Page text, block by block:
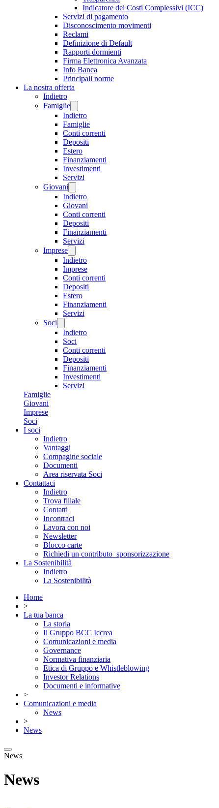
Indicatore dei Costi Complessivi (ICC)
Servizi di pagamento
Disconoscimento movimenti
Reclami
Definizione di Default
Rapporti dormienti
Firma Elettronica Avanzata
Info Banca
Principali norme
La nostra offerta
Indietro
Famiglie
Indietro
Famiglie
Conti correnti
Depositi
Estero
Finanziamenti
Investimenti
Servizi
Giovani
Indietro
Giovani
Conti correnti
Depositi
Finanziamenti
Servizi
Imprese
Indietro
Imprese
Conti correnti
Depositi
Estero
Finanziamenti
Servizi
Soci
Indietro
Soci
Conti correnti
Depositi
Finanziamenti
Investimenti
Servizi
Famiglie
Giovani
Imprese
Soci
I soci
Indietro
Vantaggi
Compagine sociale
Documenti
Area riservata Soci
Contattaci
Indietro
Trova filiale
Contatti
Incontraci
Lavora con noi
Newsletter
Blocco carte
Richiedi un contributo_sponsorizzazione
La Sostenibilità
Indietro
La Sostenibilità
Home
>
La tua banca
La storia
Il Gruppo BCC Iccrea
Comunicazioni e media
Governance
Normativa finanziaria
Etica di Gruppo e Whistleblowing
Investor Relations
Documenti e informative
>
Comunicazioni e media
News
>
News
News
News